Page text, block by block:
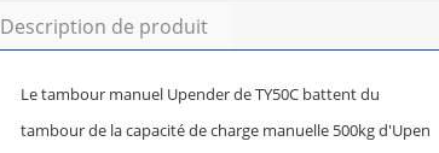
Description de produit
Le tambour manuel Upender de TY50C battent du
tambour de la capacité de charge manuelle 500kg d'Upen